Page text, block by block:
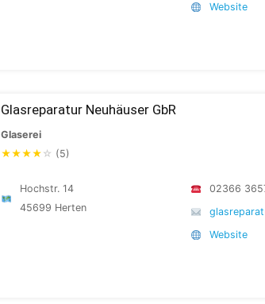
Website
Glasreparatur Neuhäuser GbR
Glaserei
★★★★ ☆ (5)
Hochstr. 14
45699 Herten
02366
Website